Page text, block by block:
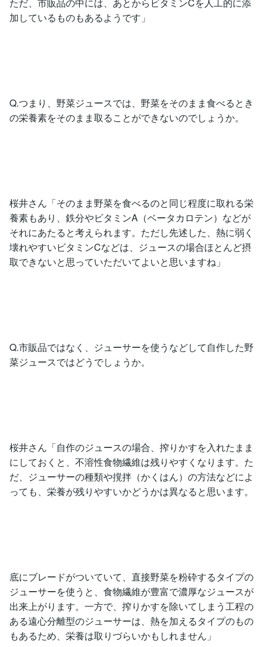
加しているものもあるようです」
Q.つまり、野菜ジュースでは、野菜をそのまま食べるとき
の栄養素をそのまま取ることができないのでしょうか。
桜井さん「そのまま野菜を食べるのと同じ程度に取れる栄
養素もあり、鉄分やビタミンA（ベータカロテン）などが
それにあたると考えられます。ただし先述した、熱に弱く
壊れやすいビタミンCなどは、ジュースの場合ほとんど摂
取できないと思っていただいてよいと思いますね」
Q.市販品ではなく、ジューサーを使うなどして自作した野
菜ジュースではどうでしょうか。
桜井さん「自作のジュースの場合、搾りかすを入れたまま
にしておくと、不溶性食物繊維は残りやすくなります。た
だ、ジューサーの種類や撹拌（かくはん）の方法などによ
っても、栄養が残りやすいかどうかは異なると思います。
底にブレードがついていて、直接野菜を粉砕するタイプの
ジューサーを使うと、食物繊維が豊富で濃厚なジュースが
出来上がります。一方で、搾りかすを除いてしまう工程の
ある遠心分離型のジューサーは、熱を加えるタイプのもの
もあるため、栄養は取りづらいかもしれません」